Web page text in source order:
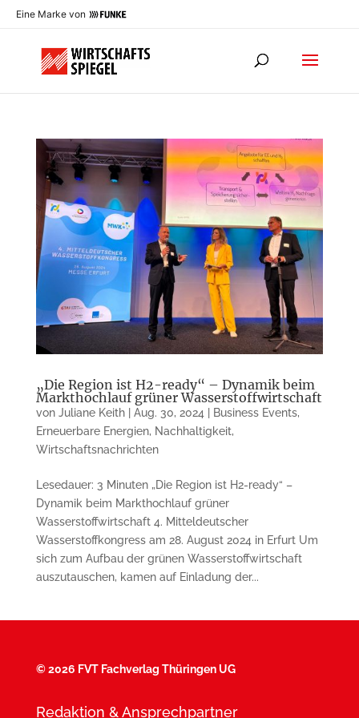
Eine Marke von
„Die Region ist H2-ready“ – Dynamik beim
Markthochlauf grüner Wasserstoffwirtschaft
von Juliane Keith| Aug. 30, 2024 Business Events,
Erneuerbare Energien, Nachhaltigkeit,
Wirtschaftsnachrichten
Lesedauer: 3 Minuten „Die Region ist H2-ready“ –
Dynamik beim Markthochlauf grüner
Wasserstoffwirtschaft 4. Mitteldeutscher
Wasserstoffkongress am 28. August 2024 in Erfurt Um
sich zum Aufbau der grünen Wasserstoffwirtschaft
auszutauschen, kamen auf Einladung der...
©2026 FVT Fachverlag Thüringen UG
Redaktion & Ansprechpartner